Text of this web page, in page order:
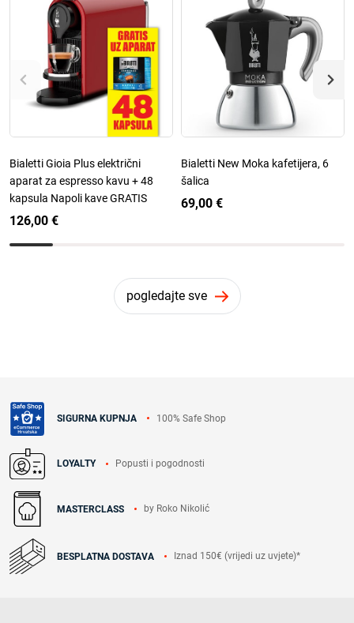
Bialetti Gioia Plus električni
aparat za espresso kavu + 48
kapsula Napoli kave GRATIS
126,00 €
Bialetti New Moka kafetijera, 6
šalica
69,00 €
pogledajte sve
SIGURNA KUPNJA 100% Safe Shop
LOYALTY Popusti i pogodnosti
MASTERCLASS by Roko Nikolić
BESPLATNA DOSTAVA Iznad 150€ (vrijedi uz uvjete)*